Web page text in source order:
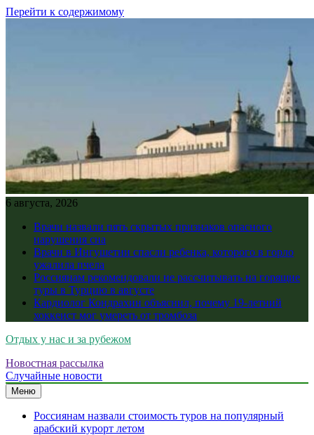
Перейти к содержимому
6 августа, 2026
Врачи назвали пять скрытых признаков опасного
нарушения сна
Врачи в Ингушетии спасли ребенка, которого в горло
ужалила пчела
Россиянам рекомендовали не рассчитывать на горящие
туры в Турцию в августе
Кардиолог Кондрахин объяснил, почему 19-летний
хоккеист мог умереть от тромбоза
Отдых у нас и за рубежом
Новостная рассылка
Случайные новости
Меню
Россиянам назвали стоимость туров на популярный
арабский курорт летом